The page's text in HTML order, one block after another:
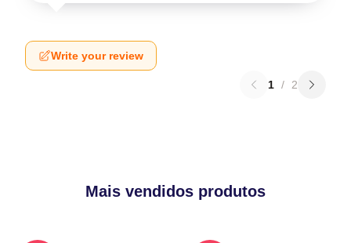
Write your review
1 / 2
Mais vendidos produtos